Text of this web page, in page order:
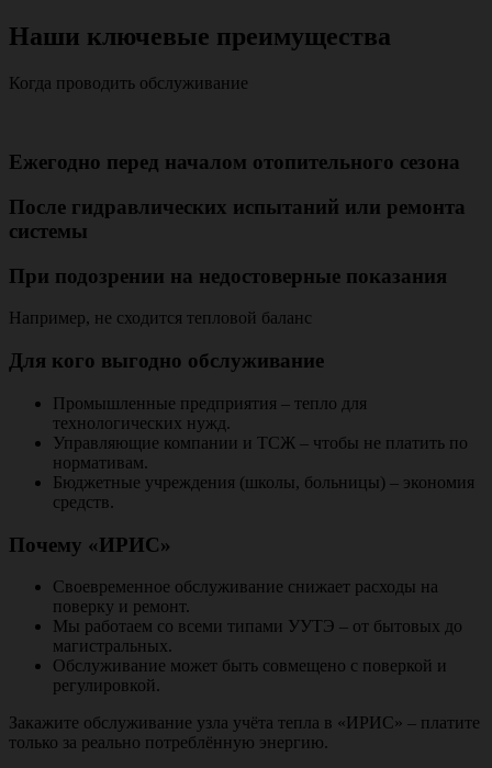
Наши ключевые преимущества
Когда проводить обслуживание
Ежегодно перед началом отопительного сезона
После гидравлических испытаний или ремонта
системы
При подозрении на недостоверные показания
Например, не сходится тепловой баланс
Для кого выгодно обслуживание
Промышленные предприятия – тепло для
технологических нужд.
Управляющие компании и ТСЖ – чтобы не платить по
нормативам.
Бюджетные учреждения (школы, больницы) – экономия
средств.
Почему «ИРИС»
Своевременное обслуживание снижает расходы на
поверку и ремонт.
Мы работаем со всеми типами УУТЭ – от бытовых до
магистральных.
Обслуживание может быть совмещено с поверкой и
регулировкой.
Закажите обслуживание узла учёта тепла в «ИРИС» – платите
только за реально потреблённую энергию.